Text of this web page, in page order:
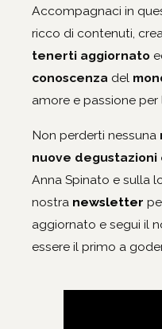
Accompagnaci in
ricco di contenuti,
tenerti aggiornato
conoscenza del
amore e passione per
Non perderti nessuna
nuove
Anna Spinato e sulla
nostra newsletter
aggiornato e segui il
essere il primo a